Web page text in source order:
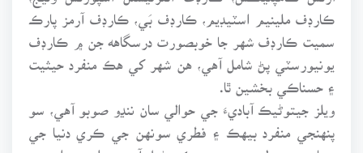
ڪارڊف ملينيم اسٽيڊيم، ڪارڊف بَي، ڪارڊف آرمز پارڪ
سميت ڪارڊف شهر جا خوبصورت درسگاهه جن ۾ ڪارڊف
يونيورسٽي پڻ شامل آهي، هن شهر کي هڪ منفرد حيثيت
۽ حسناڪي بخشين ٿا.
ويلز جيتوڻيڪ آباديءَ جي حوالي سان ننڍو صوبو آهي، سو
پنهنجي منفرد بيهڪ ۽ فطري سونهن جي ڪري دنيا جي
سياحن جي دلچسپي جو مرڪز بڻيل آهي. ويلز جي اوڀر ۾